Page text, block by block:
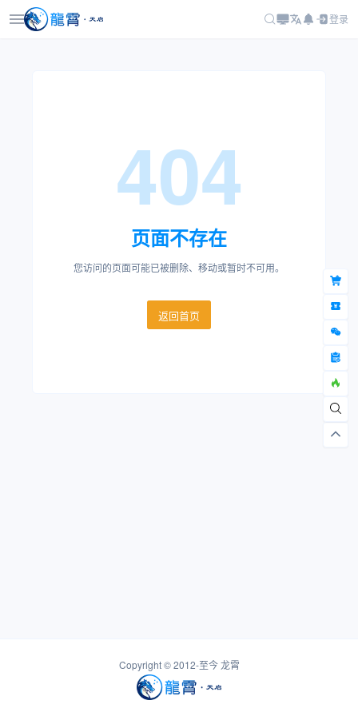
登录
404
页面不存在
您访问的页面可能已被删除、移动或暂时不可用。
返回首页
Copyright © 2012-至今龙霄